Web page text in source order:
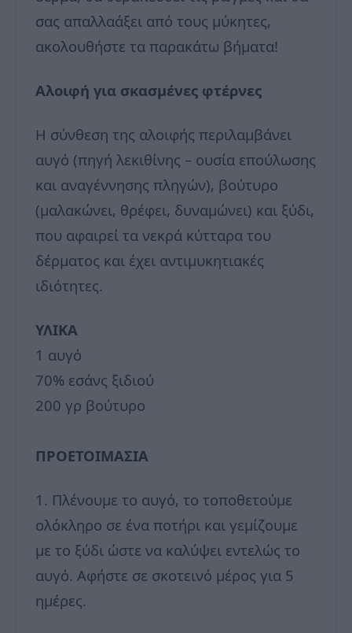
σας απαλλαάξει από τους μύκητες,
ακολουθήστε τα παρακάτω βήματα!
Αλοιφή για σκασμένες φτέρνες
Η σύνθεση της αλοιφής περιλαμβάνει
αυγό (πηγή λεκιθίνης – ουσία επούλωσης
και αναγέννησης πληγών), βούτυρο
(μαλακώνει, θρέφει, δυναμώνει) και ξύδι,
που αφαιρεί τα νεκρά κύτταρα του
δέρματος και έχει αντιμυκητιακές
ιδιότητες.
ΥΛΙΚΑ
1 αυγό
70% εσάνς ξιδιού
200 γρ βούτυρο
ΠΡΟΕΤΟΙΜΑΣΙΑ
1. Πλένουμε το αυγό, το τοποθετούμε
ολόκληρο σε ένα ποτήρι και γεμίζουμε
με το ξύδι ώστε να καλύψει εντελώς το
αυγό. Αφήστε σε σκοτεινό μέρος για 5
ημέρες.